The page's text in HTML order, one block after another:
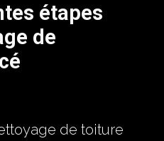
étapes
de
de toiture